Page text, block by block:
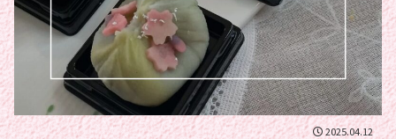
2025.04.12